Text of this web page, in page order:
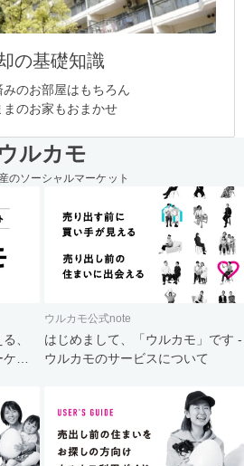
の基礎知識
みのお部屋はもちろん
まのお家もおまかせ
ウルカモ
のソーシャルマーケット
、
ッ
ウルカモ公式note
はじめまして、「ウルカモ」です -
ウルカモのサービスについて